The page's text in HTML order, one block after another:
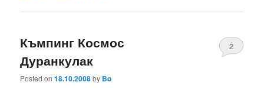
Къмпинг Космос
Дуранкулак
Posted on18.10.2008by Bo
2